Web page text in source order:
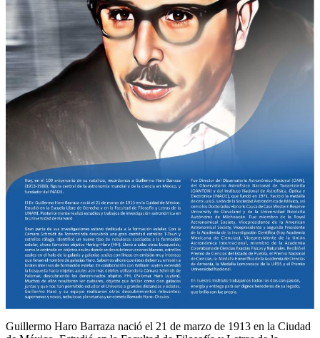
Guillermo Haro Barraza nació el 21 de marzo de 1913 en la Ciudad